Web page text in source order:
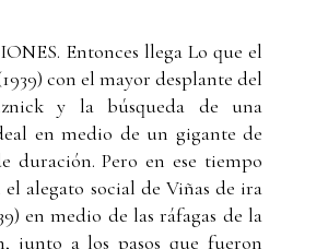
Entonces llega Lo que el
con el mayor desplante del
y la búsqueda de una
en medio de un gigante de
duración. Pero en ese tiempo
alegato social de Viñas de ira
en medio de las ráfagas de la
junto a los pasos que fueron